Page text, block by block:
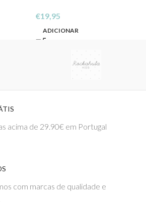
€19,95
ADICIONAR
acima de 29.90€ em Portugal
com marcas de qualidade e